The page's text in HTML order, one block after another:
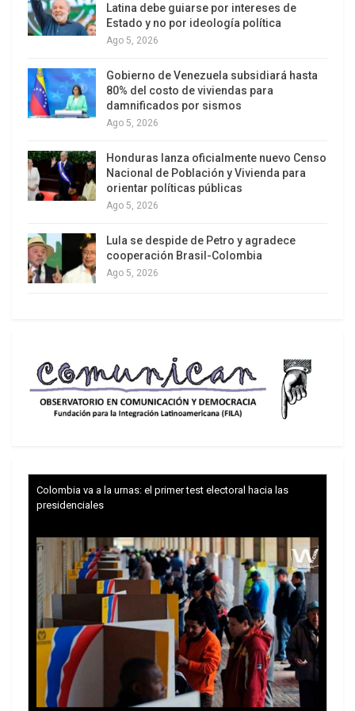
los documentos rompiendo la censura.
Asesinato colateral:
desde dos helicópteros Apache estadounidenses,
en el que mueren 12 civiles iraquíes, incluyendo
dos empleados de la agencia informativa Reuters,
en Bagdad el 12 de julio de 2007. El mundo pudo
ver las impactantes imágenes de soldados
norteamericanos festejando la muerte de sus
víctimas, entre ellos los ocupantes de una
camioneta que llevaba dos niños a la escuela, que
fue atacada al intentar auxiliar a uno de los
heridos.[2]
expuso alrededor de 250.000 cables diplomáticos
involucrando a todos los países del mundo,
dejando al descubierto maniobras,
conspiraciones y otras acciones ilegales en todos
los continentes.
6. Las tres grandes T:WikiLeaks puso al
descubierto los negociados secretos de los tres
mayores tratados de libre comercio, conocidos
Latina debe guiarse por intereses de
Estado y no por ideología política
Ago 5, 2026
Gobierno de Venezuela subsidiará hasta
80% del costo de viviendas para
damnificados por sismos
Ago 5, 2026
Honduras lanza oficialmente nuevo Censo
Nacional de Población y Vivienda para
orientar políticas públicas
Ago 5, 2026
Lula se despide de Petro y agradece
cooperación Brasil-Colombia
Ago 5, 2026
Colombia va a la urnas: el primer test electoral hacia las
presidenciales